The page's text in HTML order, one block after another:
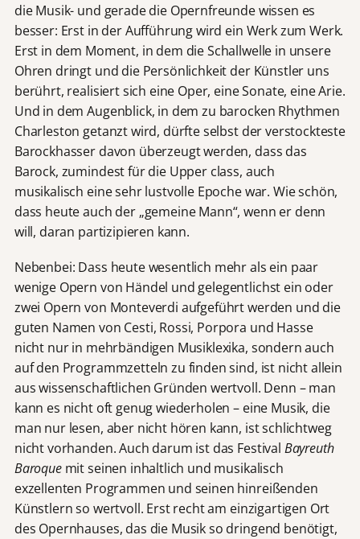
die Musik- und gerade die Opernfreunde wissen es
besser: Erst in der Aufführung wird ein Werk zum Werk.
Erst in dem Moment, in dem die Schallwelle in unsere
Ohren dringt und die Persönlichkeit der Künstler uns
berührt, realisiert sich eine Oper, eine Sonate, eine Arie.
Und in dem Augenblick, in dem zu barocken Rhythmen
Charleston getanzt wird, dürfte selbst der verstockteste
Barockhasser davon überzeugt werden, dass das
Barock, zumindest für die Upper class, auch
musikalisch eine sehr lustvolle Epoche war. Wie schön,
dass heute auch der „gemeine Mann“, wenn er denn
will, daran partizipieren kann.
Nebenbei: Dass heute wesentlich mehr als ein paar
wenige Opern von Händel und gelegentlichst ein oder
zwei Opern von Monteverdi aufgeführt werden und die
guten Namen von Cesti, Rossi, Porpora und Hasse
nicht nur in mehrbändigen Musiklexika, sondern auch
auf den Programmzetteln zu finden sind, ist nicht allein
aus wissenschaftlichen Gründen wertvoll. Denn – man
kann es nicht oft genug wiederholen – eine Musik, die
man nur lesen, aber nicht hören kann, ist schlichtweg
nicht vorhanden. Auch darum ist das Festival Bayreuth
Baroquemit seinen inhaltlich und musikalisch
exzellenten Programmen und seinen hinreißenden
Künstlern so wertvoll. Erst recht am einzigartigen Ort
des Opernhauses, das die Musik so dringend benötigt,